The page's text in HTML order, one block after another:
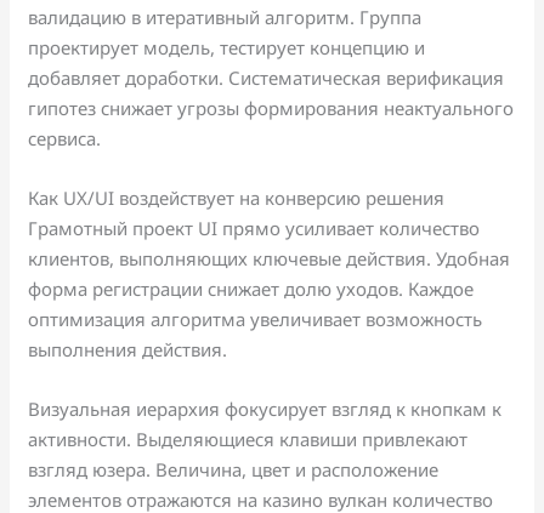
валидацию в итеративный алгоритм. Группа
проектирует модель, тестирует концепцию и
добавляет доработки. Систематическая верификация
гипотез снижает угрозы формирования неактуального
сервиса.
Как UX/UI воздействует на конверсию решения
Грамотный проект UI прямо усиливает количество
клиентов, выполняющих ключевые действия. Удобная
форма регистрации снижает долю уходов. Каждое
оптимизация алгоритма увеличивает возможность
выполнения действия.
Визуальная иерархия фокусирует взгляд к кнопкам к
активности. Выделяющиеся клавиши привлекают
взгляд юзера. Величина, цвет и расположение
элементов отражаются на казино вулкан количество